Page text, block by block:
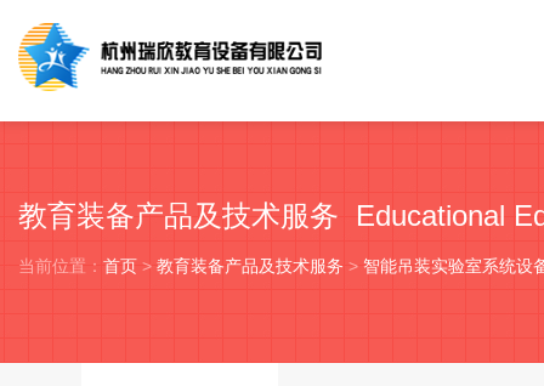
教育装备产品及技术服务 Educational
当前位置： 首页 > 教育装备产品及技术服务 > 智能吊装实验室系统设